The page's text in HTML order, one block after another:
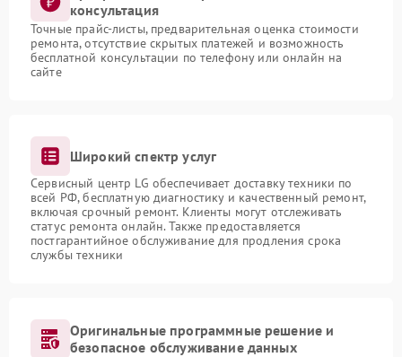
консультация
Точные прайс-листы, предварительная оценка стоимости
ремонта, отсутствие скрытых платежей и возможность
бесплатной консультации по телефону или онлайн на
сайте
Широкий спектр услуг
Сервисный центр LG обеспечивает доставку техники по
всей РФ, бесплатную диагностику и качественный ремонт,
включая срочный ремонт. Клиенты могут отслеживать
статус ремонта онлайн. Также предоставляется
постгарантийное обслуживание для продления срока
службы техники
Оригинальные программные решение и
безопасное обслуживание данных